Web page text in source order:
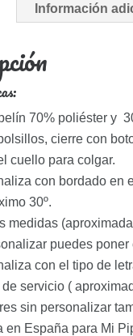
Información
70% poliéster y
cierre con
cuello para colgar.
con bordado en
30º.
medidas
puedes
con el tipo de
de servicio (
sin personalizar
en España para Mi